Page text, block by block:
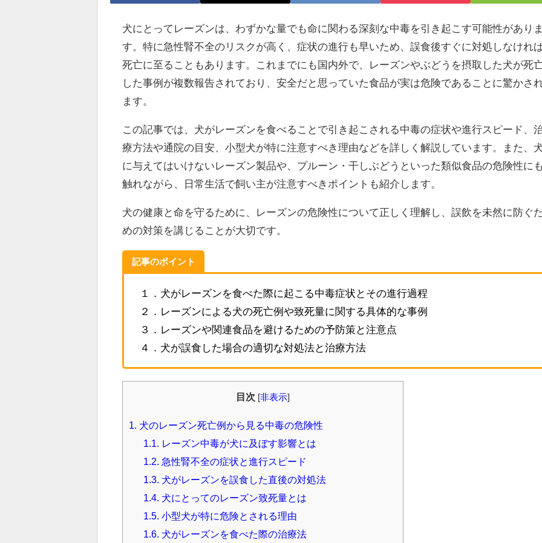
犬にとってレーズンは、わずかな量でも命に関わる深刻な中毒を引き起こす可能性があり
す。特に急性腎不全のリスクが高く、症状の進行も早いため、誤食後すぐに対処しなけれ
死亡に至ることもあります。これまでにも国内外で、レーズンやぶどうを摂取した犬が死
した事例が複数報告されており、安全だと思っていた食品が実は危険であることに驚かさ
ます。
この記事では、犬がレーズンを食べることで引き起こされる中毒の症状や進行スピード、
療方法や通院の目安、小型犬が特に注意すべき理由などを詳しく解説しています。また、
に与えてはいけないレーズン製品や、プルーン・干しぶどうといった類似食品の危険性に
触れながら、日常生活で飼い主が注意すべきポイントも紹介します。
犬の健康と命を守るために、レーズンの危険性について正しく理解し、誤飲を未然に防ぐ
めの対策を講じることが大切です。
記事のポイント
１．犬がレーズンを食べた際に起こる中毒症状とその進行過程
２．レーズンによる犬の死亡例や致死量に関する具体的な事例
３．レーズンや関連食品を避けるための予防策と注意点
４．犬が誤食した場合の適切な対処法と治療方法
目次 [非表示
1. 犬のレーズン死亡例から見る中毒の危険性
1.1. レーズン中毒が犬に及ぼす影響とは
1.2. 急性腎不全の症状と進行スピード
1.3. 犬がレーズンを誤食した直後の対処法
1.4. 犬にとってのレーズン致死量とは
1.5. 小型犬が特に危険とされる理由
1.6. 犬がレーズンを食べた際の治療法